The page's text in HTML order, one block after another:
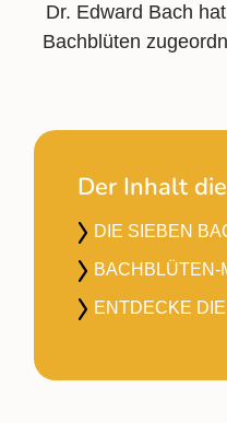
Dr. Edward Bach
Bachblüten
Der Inhalt
DIE SIEBEN
BACHBLÜTEN-
ENTDECKE